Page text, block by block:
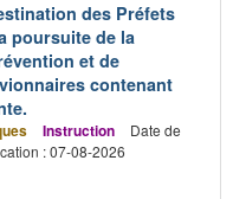
des Préfets
poursuite de la
et de
contenant
Instruction
Date de
: 07-08-2026